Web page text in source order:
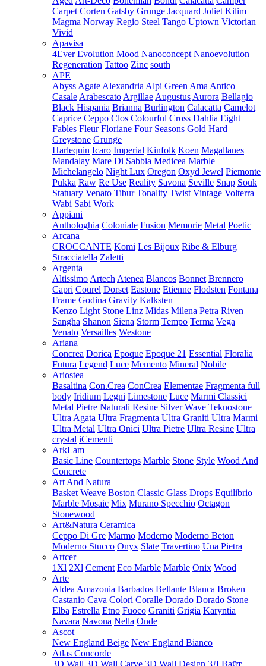
Carpet Corten Gatsby Grunge Jacquard Joliet Kilim
Magma Norway Regio Steel Tango Uptown Victorian
Vivid
Apavisa
4Ever Evolution Mood Nanoconcept Nanoevolution
Regeneration Tattoo Zinc south
APE
Abyss Agate Alexandria Alpi Green Ama Antico
Casale Arabescato Argillae Augustus Aurora Bellagio
Black Hispania Brianna Burlington Calacatta Camelot
Caprice Ceppo Clos Colourful Cross Dahlia Eight
Fables Fleur Floriane Four Seasons Gold Hard
Greystone Grunge
Harlequin Icaro Imperial Kinfolk Koen Magallanes
Mandalay Mare Di Sabbia Medicea Marble
Michelangelo Night Lux Oregon Oxyd Jewel Piemonte
Pukka Raw Re Use Reality Savona Seville Snap Souk
Statuary Venato Tibur Tonality Twist Vintage Volterra
Wabi Sabi Work
Appiani
Anthologhia Coloniale Fusion Memorie Metal Poetic
Arcana
CROCCANTE Komi Les Bijoux Ribe & Elburg
Stracciatella Zaletti
Argenta
Altissimo Artech Atenea Blancos Bonnet Brennero
Capri Courel Dorset Eastone Etienne Flodsten Fontana
Frame Godina Gravity Kalksten
Kenzo Light Stone Linz Midas Milena Petra Riven
Sangha Shanon Siena Storm Tempo Terma Vega
Venato Versailles Westone
Ariana
Concrea Dorica Epoque Epoque 21 Essential Floralia
Futura Legend Luce Memento Mineral Nobile
Ariostea
Basaltina Con.Crea ConCrea Elementae Fragmenta full
body Iridium Legni Limestone Luce Marmi Classici
Metal Pietre Naturali Resine Silver Wave Teknostone
Ultra Agata Ultra Fragmenta Ultra Graniti Ultra Marmi
Ultra Metal Ultra Onici Ultra Pietre Ultra Resine Ultra
crystal iCementi
ArkLam
Basic Line Countertops Marble Stone Style Wood And
Concrete
Art And Natura
Basket Weave Boston Classic Glass Drops Equilibrio
Marble Mosaic Mix Murano Specchio Octagon
Stonewood
Art&Natura Ceramica
Ceppo Di Gre Marmo Moderno Moderno Beton
Moderno Stucco Onyx Slate Travertino Una Pietra
Artcer
1Xl 2Xl Cement Eco Marble Marble Onix Wood
Arte
Aldea Amazonia Barbados Bellante Blanca Broken
Castanio Cava Colori Coralle Dorado Dorado Stone
Elba Estrella Etno Fuoco Graniti Grigia Karyntia
Navara Navona Nella Onde
Ascot
New England Beige New England Bianco
Atlas Concorde